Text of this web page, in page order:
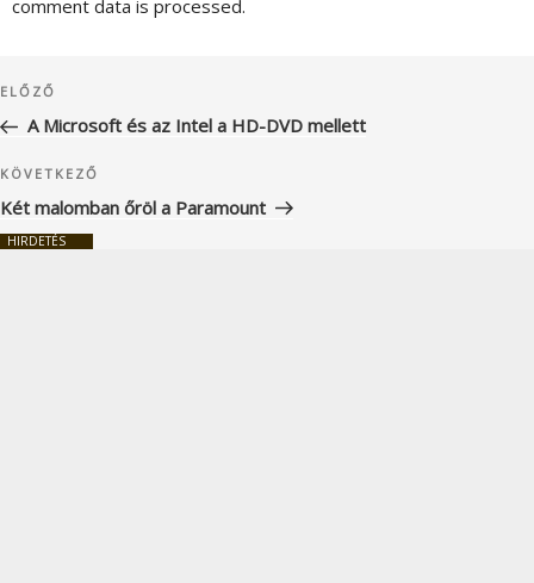
comment data is processed.
navigáció
Korábbi
bejegyzés
ELŐZŐ
A Microsoft és az Intel a HD-DVD mellett
Következő
bejegyzés
KÖVETKEZŐ
Két malomban őröl a Paramount
HIRDETÉS